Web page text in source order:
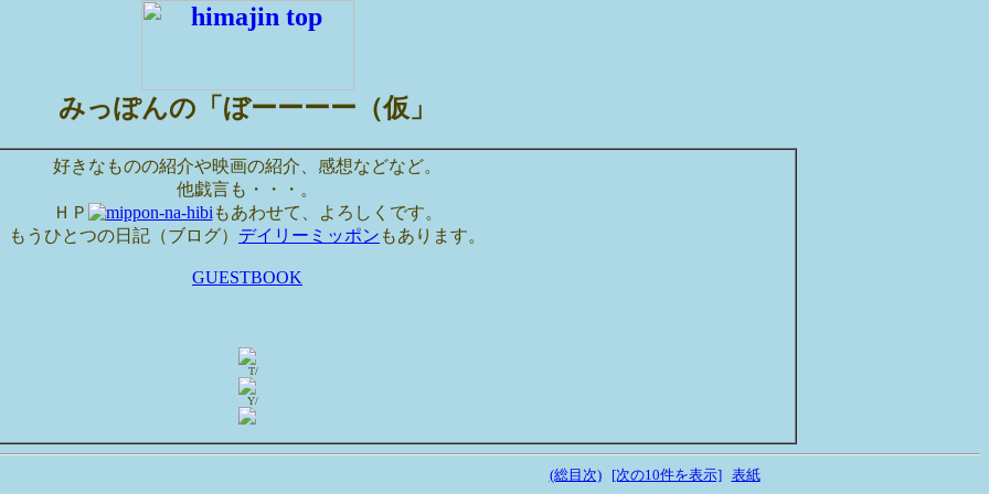
みっぽんの「ぼーーーー（仮」
好きなものの紹介や映画の紹介、感想などなど。
他戯言も・・・。
ＨＰ
もあわせて、よろしくです。
もうひとつの日記（ブログ） デイリーミッポン もあります。
GUESTBOOK
T/
Y/
(総目次) [次の10件を表示] 表紙